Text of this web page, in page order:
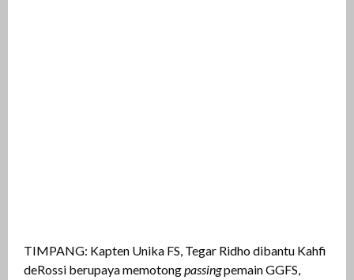
TIMPANG: Kapten Unika FS, Tegar Ridho dibantu Kahfi
deRossi berupaya memotongpassingpemain GGFS,